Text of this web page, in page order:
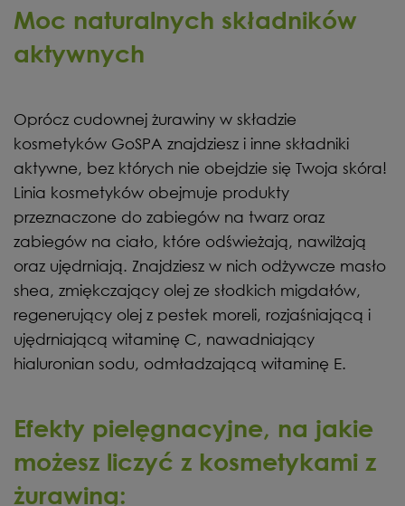
Moc naturalnych składników
aktywnych
Oprócz cudownej żurawiny w składzie
kosmetyków GoSPA znajdziesz i inne składniki
aktywne, bez których nie obejdzie się Twoja skóra!
Linia kosmetyków obejmuje produkty
przeznaczone do zabiegów na twarz oraz
zabiegów na ciało, które odświeżają, nawilżają
oraz ujędrniają. Znajdziesz w nich odżywcze masło
shea, zmiękczający olej ze słodkich migdałów,
regenerujący olej z pestek moreli, rozjaśniającą i
ujędrniającą witaminę C, nawadniający
hialuronian sodu, odmładzającą witaminę E.
Efekty pielęgnacyjne, na jakie
możesz liczyć z kosmetykami z
żurawiną: